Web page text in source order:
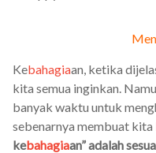
Kebahagiaan, ketika
kita semua inginkan.
banyak waktu untuk
sebenarnya membuat kita
kebahagiaan” adalah